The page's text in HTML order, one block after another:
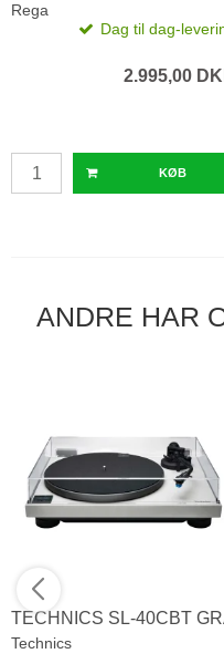
Rega
Dag til dag-
2.995,00
KØB
ANDRE HAR
TECHNICS SL-40CBT
Technics